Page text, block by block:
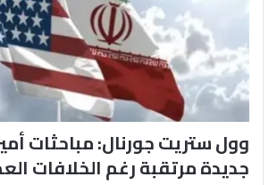
وول ستريت جورنال: مباحثات
جديدة مرتقبة رغم الخلافات